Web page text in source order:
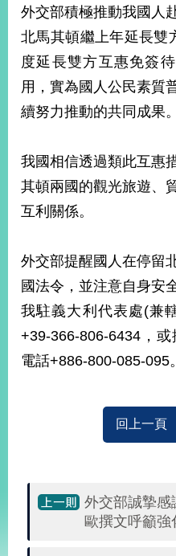
護
照
首
網
導
覽
於
本
部
聞
中
心
外
交
資
傳
外交部積極推動我國人
北馬其頓繼上年延長雙
度延長雙方互惠免簽
用，實為國人公民素質
續努力推動的共同成果。
我國相信透過類此互惠
其頓兩國的觀光旅遊、
互利關係。
外交部提醒國人在停留
國法令，並注意自身安
我駐義大利代表處(兼
+39-366-806-6434，
電話+886-800-085-095
回上一頁
外交部誠摯感
歐撰文呼籲強